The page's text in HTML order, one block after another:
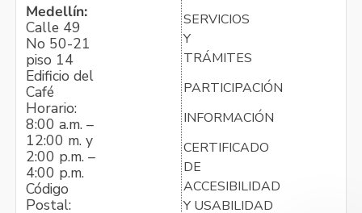
Medellín:
Calle 49
No 50-21
piso 14
Edificio del
Café
Horario:
8:00 a.m. –
12:00 m. y
2:00 p.m. –
4:00 p.m.
Código
Postal:
SERVICIOS
Y
TRÁMITES
PARTICIPACIÓN
INFORMACIÓN
CERTIFICADO
DE
ACCESIBILIDAD
Y USABILIDAD